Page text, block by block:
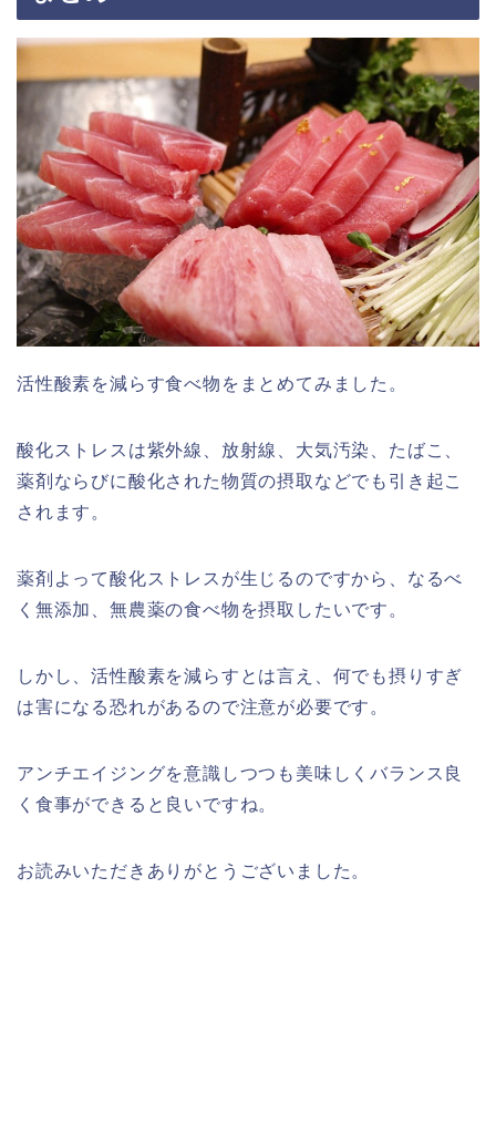
活性酸素を減らす食べ物をまとめてみました。
酸化ストレスは紫外線、放射線、大気汚染、たばこ、
薬剤ならびに酸化された物質の摂取などでも引き起こ
されます。
薬剤よって酸化ストレスが生じるのですから、なるべ
く無添加、無農薬の食べ物を摂取したいです。
しかし、活性酸素を減らすとは言え、何でも摂りすぎ
は害になる恐れがあるので注意が必要です。
アンチエイジングを意識しつつも美味しくバランス良
く食事ができると良いですね。
お読みいただきありがとうございました。